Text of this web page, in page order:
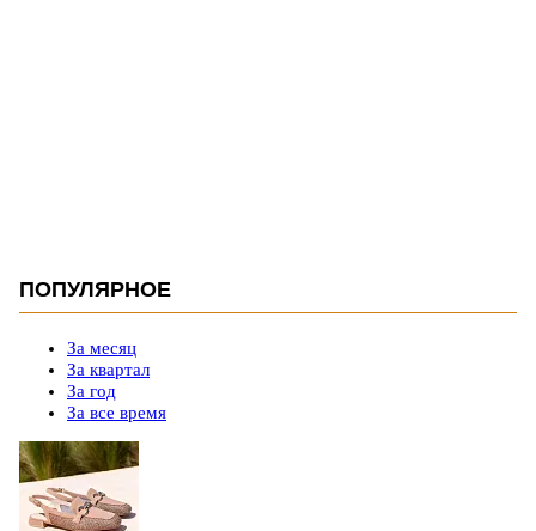
ПОПУЛЯРНОЕ
За месяц
За квартал
За год
За все время